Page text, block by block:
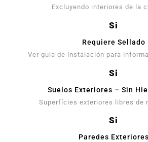
Excluyendo interiores de la
Si
Requiere Sellado
Ver guia de instalación para
Si
Suelos Exteriores – Sin
Superfícies exteriores libres de
Si
Paredes Exteriores